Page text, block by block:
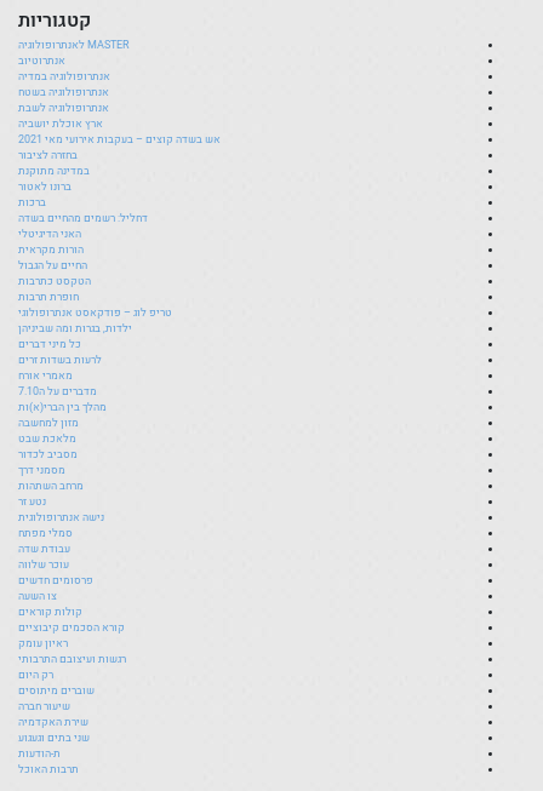
קטגוריות
MASTER לאנתרופולוגיה
אנתרוטיוב
אנתרופולוגיה במדיה
אנתרופולוגיה בשטח
אנתרופולוגיה לשבת
ארץ אוכלת יושביה
אש בשדה קוצים – בעקבות אירועי מאי 2021
בחזרה לציבור
במדינה מתוקנת
ברונו לאטור
ברכות
דחליל: רשמים מהחיים בשדה
האני הדיגיטלי
הורות מקראית
החיים על הגבול
הטקסט כתרבות
חופרת תרבות
טריפ לוג – פודקאסט אנתרופולוגי
ילדות, בגרות ומה שביניהן
כל מיני דברים
לרעות בשדות זרים
מאמרי אורח
מדברים על ה7.10
מהלך בין הברי(א)ות
מזון למחשבה
מלאכת שבט
מסביב לכדור
מסמני דרך
מרחב השתהות
נטע זר
נישה אנתרופולוגית
סמלי מפתח
עבודת שדה
עוכר שלווה
פרסומים חדשים
צו השעה
קולות קוראים
קורא הסכמים קיבוציים
ראיון עומק
רגשות ועיצובם התרבותי
רק היום
שוברים מיתוסים
שיעור חברה
שירת האקדמיה
שני בתים וגעגוע
ת-הודעות
תרבות האוכל